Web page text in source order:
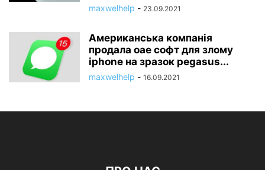
maxwelhelp - 23.09.2021
Американська компанія
продала оае софт для злому
iphone на зразок pegasus...
maxwelhelp - 16.09.2021